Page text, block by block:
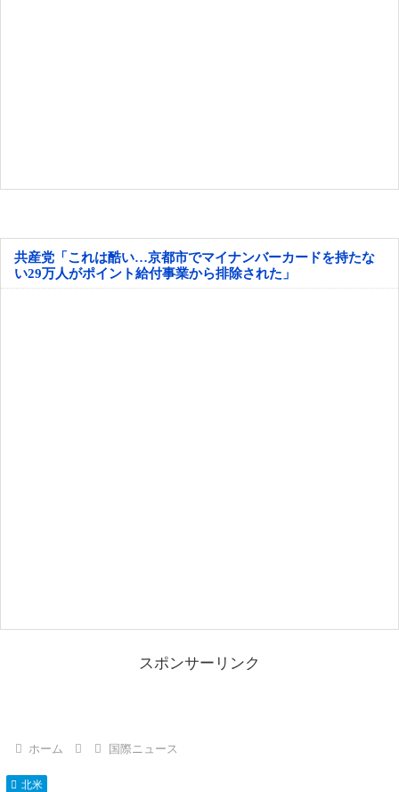
共産党「これは酷い…京都市でマイナンバーカードを持たな
い29万人がポイント給付事業から排除された」
スポンサーリンク
ホーム 国際ニュース
北米